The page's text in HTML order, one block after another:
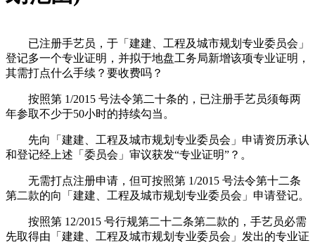
已注册手艺员，于「建建、工程及城市规划专业委员会」
登记多一个专业证明，并拟于地盘工务局新增该项专业证明，
其需打点什么手续？要收费吗？
按照第 1/2015 号法令第二十条的，已注册手艺员须每两
年参取不少于50小时的持续勾当。
先向「建建、工程及城市规划专业委员会」申请资历承认
和登记经上述「委员会」审议获发“专业证明”？。
无需打点注册申请，但可按照第 1/2015 号法令第十二条
第二款的向「建建、工程及城市规划专业委员会」申请登记。
按照第 12/2015 号行规第二十二条第二款的，手艺员必需
先取得由「建建、工程及城市规划专业委员会」发出的专业证